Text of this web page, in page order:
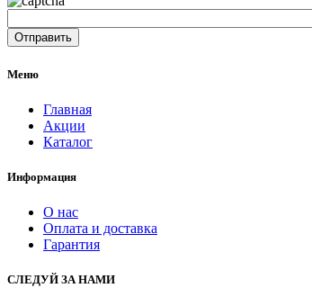
Меню
Главная
Акции
Каталог
Информация
О нас
Оплата и доставка
Гарантия
СЛЕДУЙ ЗА НАМИ